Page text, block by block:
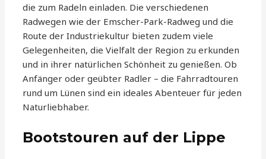
die zum Radeln einladen. Die verschiedenen
Radwegen wie der Emscher-Park-Radweg und die
Route der Industriekultur bieten zudem viele
Gelegenheiten, die Vielfalt der Region zu erkunden
und in ihrer natürlichen Schönheit zu genießen. Ob
Anfänger oder geübter Radler – die Fahrradtouren
rund um Lünen sind ein ideales Abenteuer für jeden
Naturliebhaber.
Bootstouren auf der Lippe